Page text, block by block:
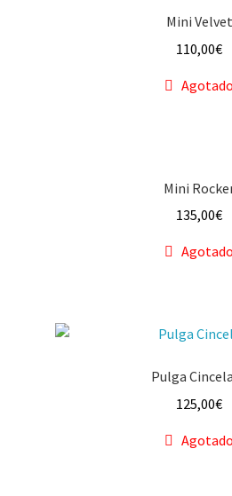
Mini Velvet
110,00€
Agotado
Mini
135,00€
Agotado
Pulga
125,00€
Agotado